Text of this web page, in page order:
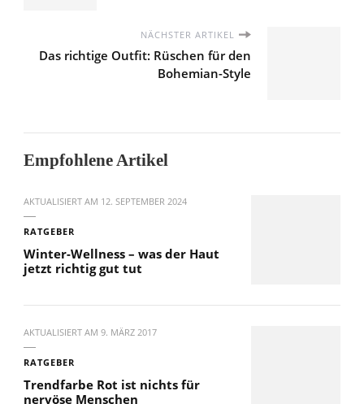
NÄCHSTER ARTIKEL
Das richtige Outfit: Rüschen für den
Bohemian-Style
Empfohlene Artikel
AKTUALISIERT AM 12. SEPTEMBER 2024
RATGEBER
Winter-Wellness – was der Haut
jetzt richtig gut tut
AKTUALISIERT AM 9. MÄRZ 2017
RATGEBER
Trendfarbe Rot ist nichts für
nervöse Menschen